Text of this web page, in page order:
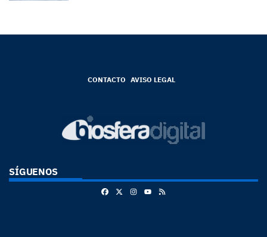
CONTACTO AVISO LEGAL
SÍGUENOS
FacebookInstagram